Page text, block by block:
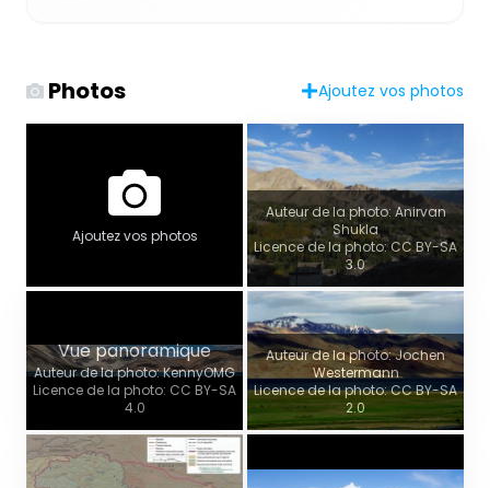
Photos Ajoutez vos photos
Ajoutez vos photos
Auteur de la photo: Anirvan
Shukla
Licence de la photo: CC BY-SA
3.0
Vue panoramique
Auteur de la photo: KennyOMG
Licence de la photo: CC BY-SA
4.0
Auteur de la photo: Jochen
Westermann
Licence de la photo: CC BY-SA
2.0